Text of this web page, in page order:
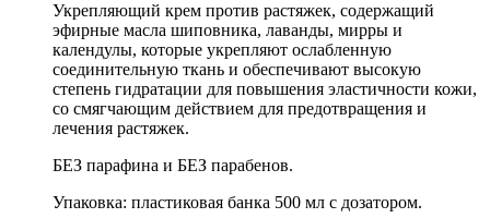
Укрепляющий крем против растяжек, содержащий
эфирные масла шиповника, лаванды, мирры и
календулы, которые укрепляют ослабленную
соединительную ткань и обеспечивают высокую
степень гидратации для повышения эластичности кожи,
со смягчающим действием для предотвращения и
лечения растяжек.
БЕЗ парафина и БЕЗ парабенов.
Упаковка: пластиковая банка 500 мл с дозатором.